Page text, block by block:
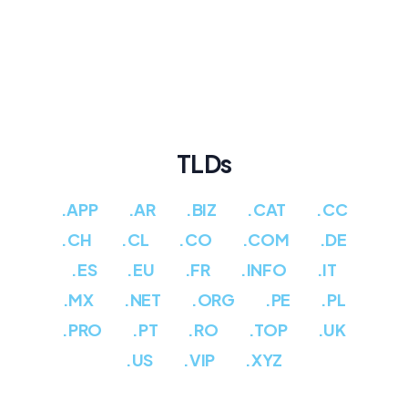
TLDs
.APP .AR .BIZ .CAT
.CC
.CH
.CL .CO .COM
.DE
.ES
.EU .FR .INFO
.IT
.MX
.NET .ORG .PE
.PL
.PRO
.PT .RO .TOP
.UK
.US
.VIP .XYZ